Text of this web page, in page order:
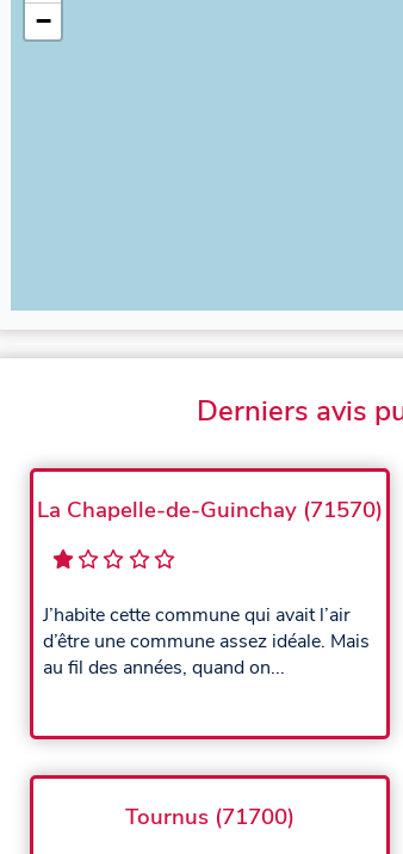
−
Derniers avis
La Chapelle-de-Guinchay (71570)
J’habite cette commune qui avait l’air
d’être une commune assez idéale. Mais
au fil des années, quand on...
Tournus (71700)